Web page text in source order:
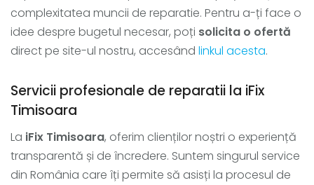
complexitatea muncii de reparatie. Pentru a-ți face o
idee despre bugetul necesar, poți solicita o ofertă
direct pe site-ul nostru, accesând linkul acesta.
Servicii profesionale de reparatii la iFix
Timisoara
La iFix Timisoara, oferim clienților noștri o experiență
transparentă și de încredere. Suntem singurul service
din România care îți permite să asisți la procesul de